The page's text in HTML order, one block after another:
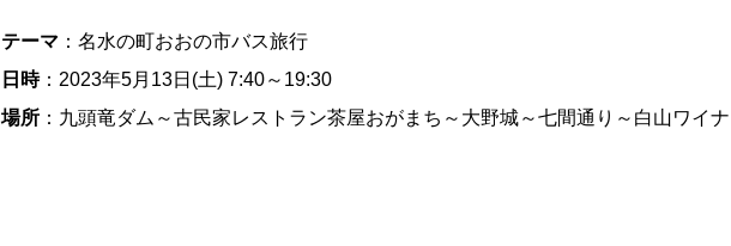
テーマ ：名水の町おおの市バス旅行
日時：2023年5月13日(土) 7:40～19:30
場所 ：九頭竜ダム～古民家レストラン茶屋おがまち～大野城～七間通り～白山ワイ